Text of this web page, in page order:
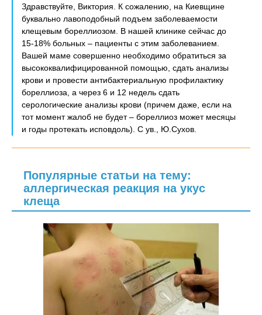
Здравствуйте, Виктория. К сожалению, на Киевщине
буквально лавоподобный подъем заболеваемости
клещевым бореллиозом. В нашей клинике сейчас до
15-18% больных – пациенты с этим заболеванием.
Вашей маме совершенно необходимо обратиться за
высококвалифицированной помощью, сдать анализы
крови и провести антибактериальную профилактику
бореллиоза, а через 6 и 12 недель сдать
серологические анализы крови (причем даже, если на
тот момент жалоб не будет – бореллиоз может месяцы
и годы протекать исповдоль). С ув., Ю.Сухов.
Популярные статьи на тему:
аллергическая реакция на укус
клеща